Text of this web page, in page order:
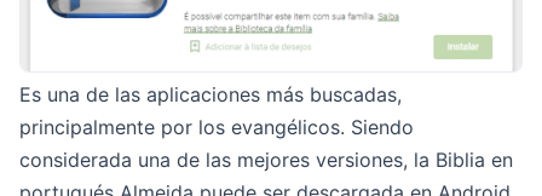
Es una de las aplicaciones más buscadas,
principalmente por los evangélicos. Siendo
considerada una de las mejores versiones, la Biblia en